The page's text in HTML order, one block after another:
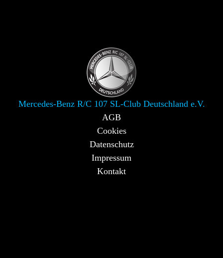
Mercedes-Benz R/C 107 SL-Club Deutschland e.V.
AGB
Cookies
Datenschutz
Impressum
Kontakt